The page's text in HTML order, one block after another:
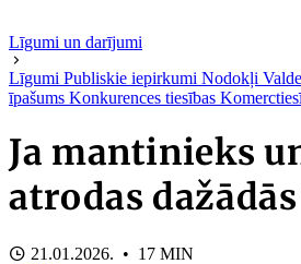
Līgumi un darījumi
Līgumi Publiskie iepirkumi Nodokļi
īpašums Konkurences tiesības
Ja mantinieks
atrodas
21.01.2026. • 17 MIN